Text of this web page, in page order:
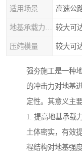
适用场景 高速公
较大可
压缩模量 较大可
强夯施工是一种
的冲击力对地基
定性。其意义主
1. 提高地基承载
土体密实，有效
程结构对地基强